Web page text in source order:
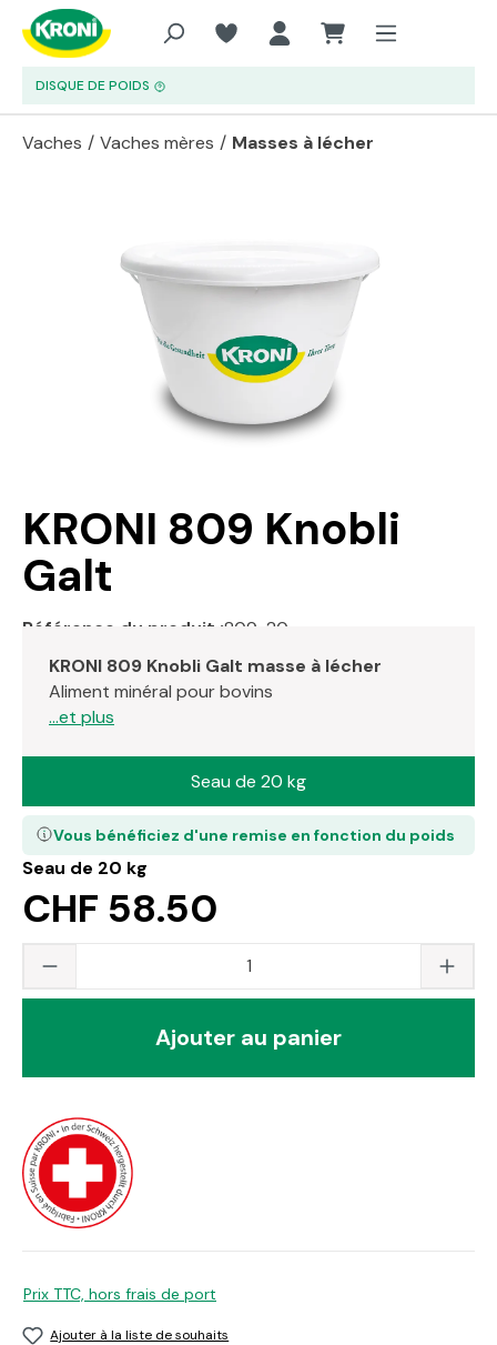
Aller au contenu principal
DISQUE DE POIDS
Vaches / Vaches mères / Masses à lécher
KRONI 809 Knobli
Galt
Référence du produit :809-20
KRONI 809 Knobli Galt masse à lécher
Aliment minéral pour bovins
...et plus
Seau de 20 kg
CHF 58.50
Vous bénéficiez d'une remise en fonction du poids
Seau de 20 kg
Quantité du produit : saisissez la valeur
Ajouter au panier
Prix TTC, hors frais de port
Ajouter à la liste de souhaits